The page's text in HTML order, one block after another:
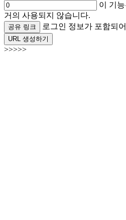
이 기
거의 사용되지 않습니다.
공유 링크 로그인 정보가 포함되
URL 생성하기
>>>>>